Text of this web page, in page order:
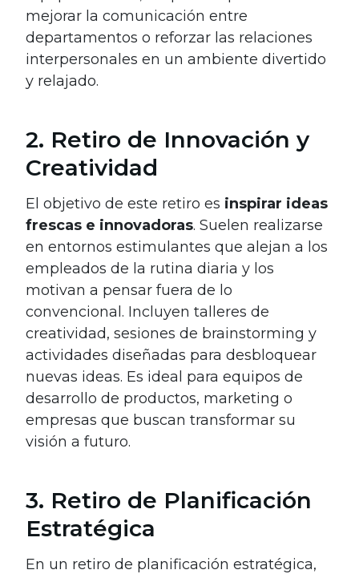
mejorar la comunicación entre
departamentos o reforzar las relaciones
interpersonales en un ambiente divertido
y relajado.
2. Retiro de Innovación y
Creatividad
El objetivo de este retiro es inspirar ideas
frescas e innovadoras. Suelen realizarse
en entornos estimulantes que alejan a los
empleados de la rutina diaria y los
motivan a pensar fuera de lo
convencional. Incluyen talleres de
creatividad, sesiones de brainstorming y
actividades diseñadas para desbloquear
nuevas ideas. Es ideal para equipos de
desarrollo de productos, marketing o
empresas que buscan transformar su
visión a futuro.
3. Retiro de Planificación
Estratégica
En un retiro de planificación estratégica,